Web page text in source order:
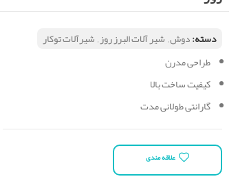
دسته:دوش,شیر آلات البرز روز,شیرآلات توکار
طراحی مدرن
کیفیت ساخت بالا
گارانتی طولانی مدت
علاقه مندی